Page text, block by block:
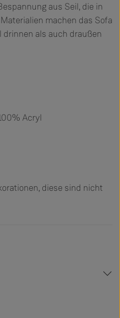
aus Seil, die in
machen das Sofa
als auch draußen
Acryl
diese sind nicht